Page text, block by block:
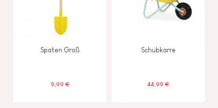
Spaten Groß
9,99 €
Schubkarre
44,99 €